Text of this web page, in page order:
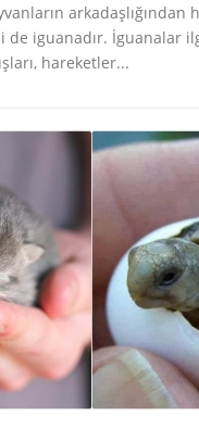
arkadaşlığından
de iguanadır. İguanalar
hareketler...